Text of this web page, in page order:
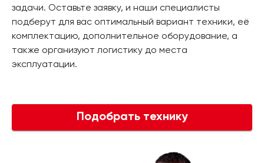
задачи. Оставьте заявку, и наши специалисты
подберут для вас оптимальный вариант техники, её
комплектацию, дополнительное оборудование, а
также организуют логистику до места
эксплуатации.
Подобрать технику